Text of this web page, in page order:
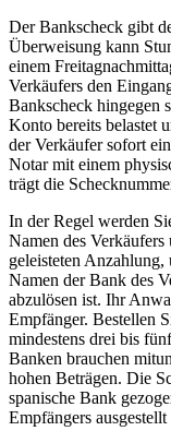
Der Bankscheck gibt
Überweisung kann
einem
Verkäufers den
Bankscheck
Konto bereits belastet
der Verkäufer sofort
Notar mit einem
trägt die
In der Regel werden
Namen des
geleisteten
Namen der Bank des
abzulösen ist. Ihr
Empfänger. Bestellen
mindestens drei bis
Banken brauchen
hohen Beträgen. Die
spanische Bank
Empfängers ausgestellt